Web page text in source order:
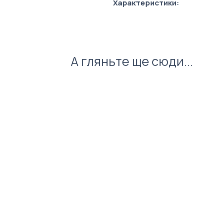
Характеристики:
А гляньте ще сюди...